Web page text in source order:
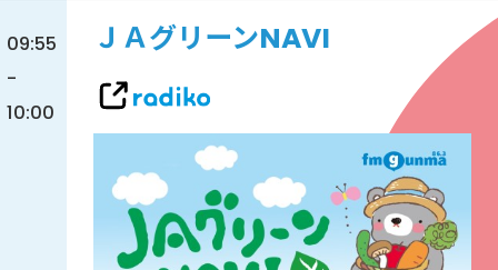
09:55
-
10:00
ＪＡグリーンNAVI